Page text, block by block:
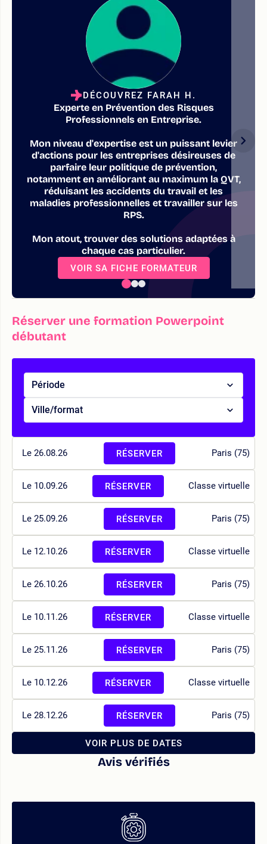
DÉCOUVREZ FARAH H.
Experte en Prévention des Risques
Professionnels en Entreprise.
Mon niveau d'expertise est un puissant levier
d'actions pour les entreprises désireuses de
parfaire leur politique de prévention,
notamment en améliorant au maximum la QVT,
réduisant les accidents du travail et les
maladies professionnelles et travailler sur les
RPS.
Mon atout, trouver des solutions adaptées à
chaque cas particulier.
VOIR SA FICHE FORMATEUR
Réserver une formation Powerpoint
débutant
Période
Ville/format
Le 26.08.26 Paris (75)
RÉSERVER
Le 10.09.26 Classe virtuelle
RÉSERVER
Le 25.09.26 Paris (75)
RÉSERVER
Le 12.10.26 Classe virtuelle
RÉSERVER
Le 26.10.26 Paris (75)
RÉSERVER
Le 10.11.26 Classe virtuelle
RÉSERVER
Le 25.11.26 Paris (75)
RÉSERVER
Le 10.12.26 Classe virtuelle
RÉSERVER
Le 28.12.26 Paris (75)
RÉSERVER
VOIR PLUS DE DATES
Avis vérifiés